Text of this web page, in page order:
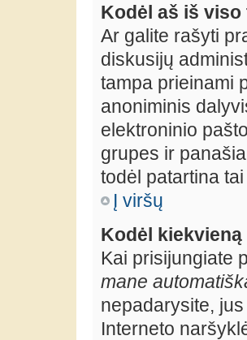
Kodėl aš iš
Ar galite rašyti
diskusijų
tampa prieinami
anoniminis
elektroninio
grupes ir
todėl patartina
Į viršų
Kodėl
Kai prisijungiate
mane
nepadarysite,
Interneto